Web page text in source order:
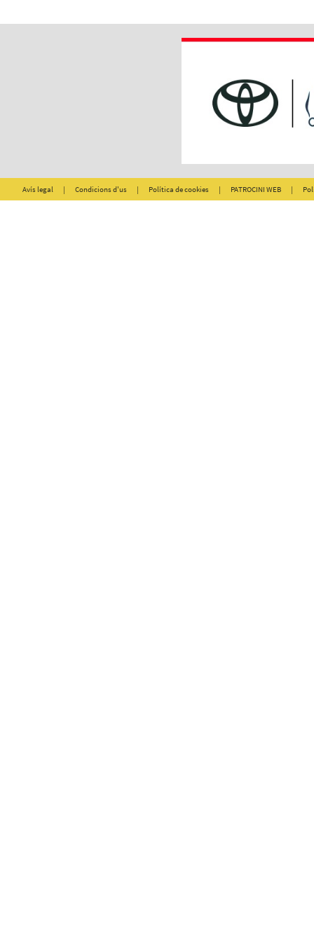
Avís legal | Condicions d'us | Política de cookies | PATROCINI WEB |